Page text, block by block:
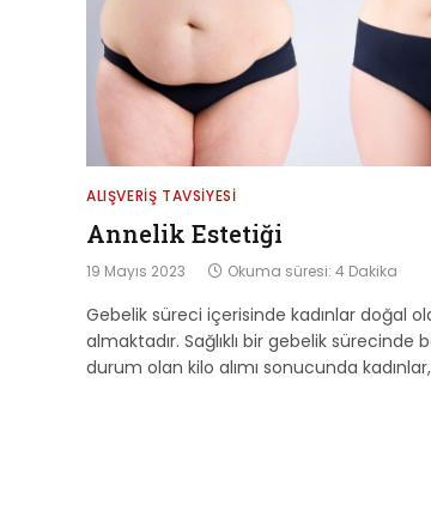
ALIŞVERIŞ TAVSIYESI
Annelik Estetiği
19 Mayıs 2023 Okuma süresi: 4 Dakika
Gebelik süreci içerisinde kadınlar doğal
almaktadır. Sağlıklı bir gebelik sürecinde
durum olan kilo alımı sonucunda